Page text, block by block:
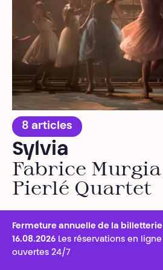
8 articles
Sylvia
Fabrice
Pierlé Quartet
Fermeture annuelle de la billetterie
16.08.2026 Les réservations en
ouvertes 24/7